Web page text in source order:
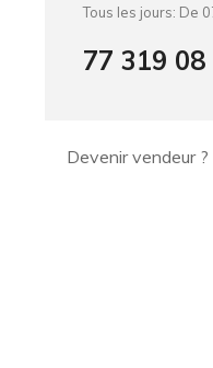
Tous les jours: De
77 319 08
Devenir vendeur ?